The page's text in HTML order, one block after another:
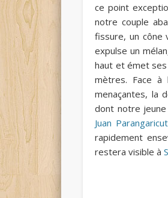
ce point
notre couple
fissure, un
expulse un
haut et émet ses
mètres. Face à
menaçantes, la
dont notre
Juan
rapidement
restera visible à